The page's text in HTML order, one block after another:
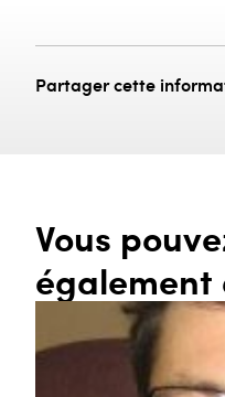
Partager cette
Vous
également